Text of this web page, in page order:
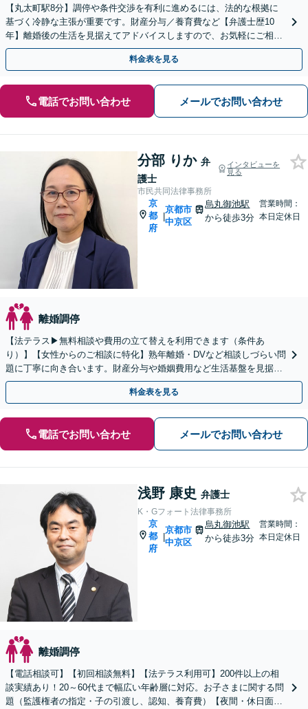
【丸太町駅8分】調停や条件交渉を有利に進めるには、法的な根拠に
基づく冷静な主張が重要です。財産分与／養育費など【弁護士歴10
年】離婚後の生活を見据えてアドバイスしますので、お気軽にご相談
ください【初回相談３０分無料】【電話相談可】
料金表を見る
電話でお問い合わせ メールでお問い合わせ
分部 りか 弁
護士
インタビューを
見る
市民共同法律事務所
京
都
府
|
京都市
中京区
烏丸御池駅
から徒歩3分
営業時間：
本日定休日
離婚調停
【法テラス▶︎無料相談や費用の立て替えを利用できます（条件あ
り）】【女性からのご相談に特化】熟年離婚・DVなど相談しづらい問
題に丁寧に向き合います。財産分与や婚姻費用など生活基盤を見据
え、長期化する手続きにも伴走します。WEB面談可。
料金表を見る
電話でお問い合わせ メールでお問い合わせ
浅野 康史 弁護士
K・Gフォート法律事務所
京
都
府
|
京都市
中京区
烏丸御池駅
から徒歩3分
営業時間：
本日定休日
離婚調停
【電話相談可】【初回相談無料】【法テラス利用可】200件以上の相
談実績あり！20～60代まで幅広い年齢層に対応。お子さまに関する問
題（監護権者の指定・子の引渡し、認知、養育費）【夜間・休日面談